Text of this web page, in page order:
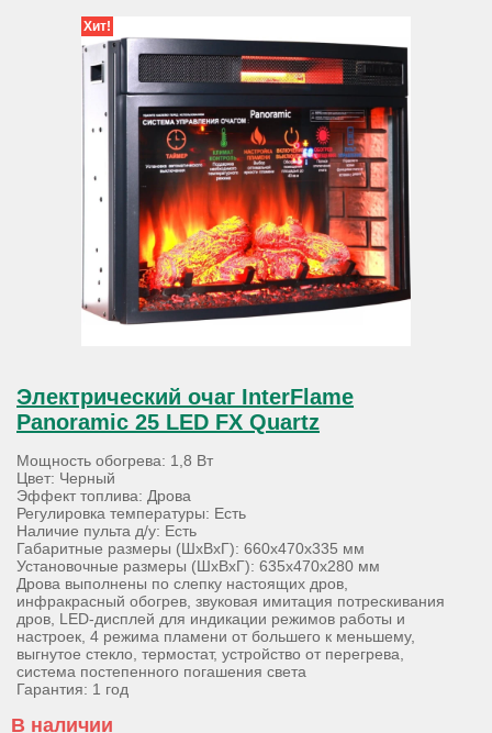
Хит!
Электрический очаг InterFlame
Panoramic 25 LED FX Quartz
Мощность обогрева: 1,8 Вт
Цвет: Черный
Эффект топлива: Дрова
Регулировка температуры: Есть
Наличие пульта д/у: Есть
Габаритные размеры (ШхВхГ): 660х470х335 мм
Установочные размеры (ШхВхГ): 635х470х280 мм
Дрова выполнены по слепку настоящих дров,
инфракрасный обогрев, звуковая имитация потрескивания
дров, LED-дисплей для индикации режимов работы и
настроек, 4 режима пламени от большего к меньшему,
выгнутое стекло, термостат, устройство от перегрева,
система постепенного погашения света
Гарантия: 1 год
В наличии